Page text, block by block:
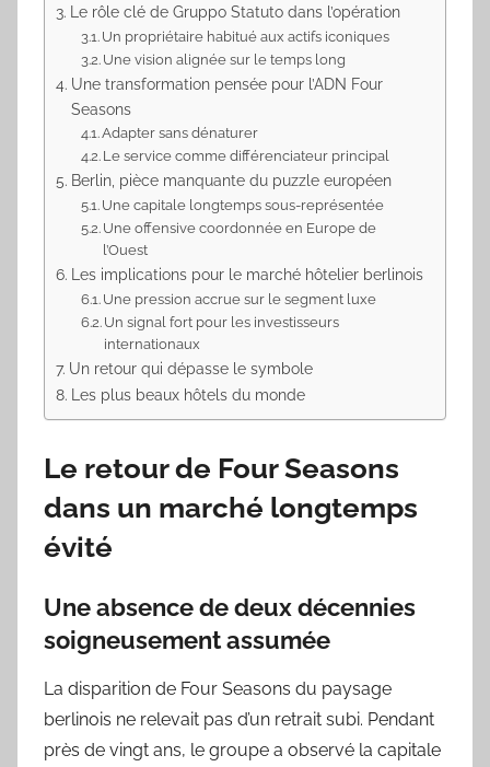
Le rôle clé de Gruppo Statuto dans l’opération
Un propriétaire habitué aux actifs iconiques
Une vision alignée sur le temps long
Une transformation pensée pour l’ADN Four
Seasons
Adapter sans dénaturer
Le service comme différenciateur principal
Berlin, pièce manquante du puzzle européen
Une capitale longtemps sous-représentée
Une offensive coordonnée en Europe de
l’Ouest
Les implications pour le marché hôtelier berlinois
Une pression accrue sur le segment luxe
Un signal fort pour les investisseurs
internationaux
Un retour qui dépasse le symbole
Les plus beaux hôtels du monde
Le retour de Four Seasons
dans un marché longtemps
évité
Une absence de deux décennies
soigneusement assumée
La disparition de Four Seasons du paysage
berlinois ne relevait pas d’un retrait subi. Pendant
près de vingt ans, le groupe a observé la capitale